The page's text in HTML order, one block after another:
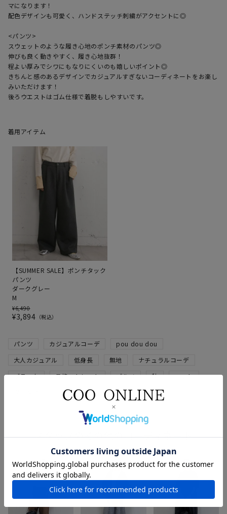
マになります！
配色デザインも可愛く、ハンドステッチ刺繍がアクセントに◎
<パンツ>
スウェットのような履き心地のポンチ素材のパンツ◎
伸びも良く動きやすく、履き心地抜群！
程よい厚みでシワにもなりにくいのも嬉しいポイント◎
きちんと感のあるデザインでカジュアルすぎないコーディネートをお楽し
みいただけます！
後ろウエストはゴム仕様で着脱もしやすいです。
着用アイテム
【SUMMER SALE】ポンチタック
パンツ
ダークグレー
M
¥6,490
¥3,894 税込
パンツ カジュアルコーデ
pou dou dou
大人カジュアル
低身長 無地
ナチュラルコーデ
ブラック
骨格ストレート ブルベ 秋
ニット
冬
スタッフのその他のコーディネート